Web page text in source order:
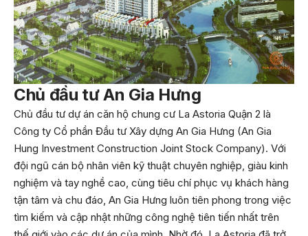
Chủ đầu tư An Gia Hưng
Chủ đầu tư dự án căn hộ chung cư La Astoria Quận 2 là
Công ty Cổ phần Đầu tư Xây dựng An Gia Hưng (An Gia
Hung Investment Construction Joint Stock Company). Với
đội ngũ cán bộ nhân viên kỹ thuật chuyên nghiệp, giàu kinh
nghiệm và tay nghề cao, cùng tiêu chí phục vụ khách hàng
tận tâm và chu đáo, An Gia Hưng luôn tiên phong trong việc
tìm kiếm và cập nhật những công nghệ tiên tiến nhất trên